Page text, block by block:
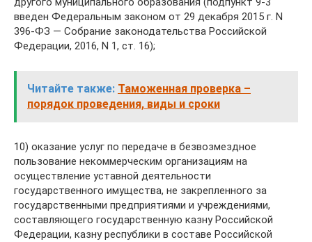
введен Федеральным законом от 29 декабря 2015 г. N
396-ФЗ — Собрание законодательства Российской
Федерации, 2016, N 1, ст. 16);
Читайте также: Таможенная проверка –
порядок проведения, виды и сроки
10) оказание услуг по передаче в безвозмездное
пользование некоммерческим организациям на
осуществление уставной деятельности
государственного имущества, не закрепленного за
государственными предприятиями и учреждениями,
составляющего государственную казну Российской
Федерации, казну республики в составе Российской